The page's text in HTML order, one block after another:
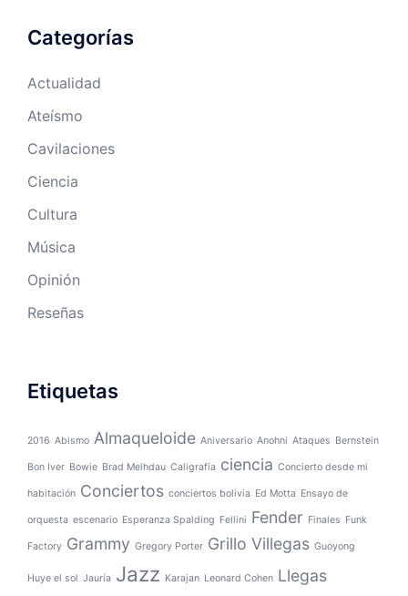
Categorías
Actualidad
Ateísmo
Cavilaciones
Ciencia
Cultura
Música
Opinión
Reseñas
Etiquetas
2016 Abismo Almaqueloide Aniversario Anohni Ataques Bernstein
Bon Iver Bowie Brad Melhdau Caligrafía ciencia Concierto desde mi
habitación Conciertos conciertos bolivia Ed Motta Ensayo de
orquesta escenario Esperanza Spalding Fellini Fender Finales Funk
Factory Grammy Gregory Porter Grillo Villegas Guoyong
Huye el sol Jauría Jazz Karajan Leonard Cohen Llegas